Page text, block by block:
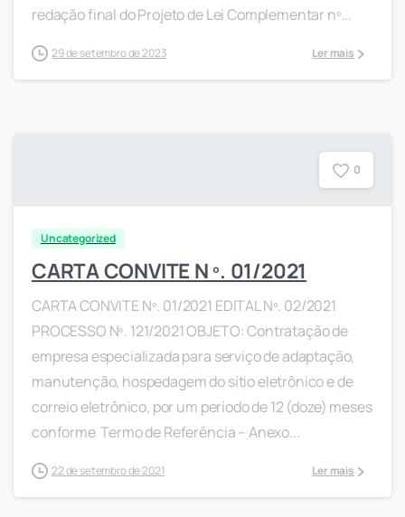
redação final do Projeto de Lei Complementar nº...
29 de setembro de 2023 Ler mais
0
Uncategorized
CARTA CONVITE N º. 01/2021
CARTA CONVITE Nº. 01/2021 EDITAL Nº. 02/2021
PROCESSO Nº. 121/2021 OBJETO: Contratação de
empresa especializada para serviço de adaptação,
manutenção, hospedagem do sítio eletrônico e de
correio eletrônico, por um período de 12 (doze) meses
conforme Termo de Referência – Anexo...
22 de setembro de 2021 Ler mais